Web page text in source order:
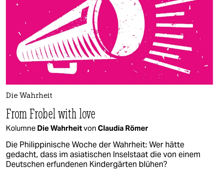
Die Wahrheit
From Frobel with love
Kolumne Die Wahrheitvon Claudia Römer
Die Philippinische Woche der Wahrheit: Wer hätte
gedacht, dass im asiatischen Inselstaat die von einem
Deutschen erfundenen Kindergärten blühen?